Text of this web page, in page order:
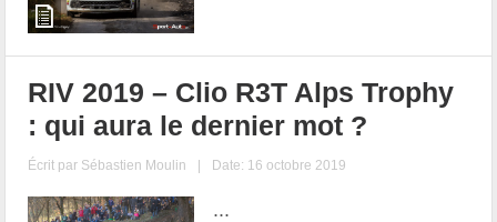
RIV 2019 – Clio R3T Alps Trophy
: qui aura le dernier mot ?
Écrit par Sébastien Moulin | Date: 16 octobre 2019
...